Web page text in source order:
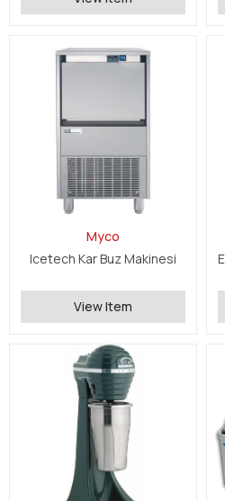
Myco
Icetech Kar Buz Makinesi
View Item